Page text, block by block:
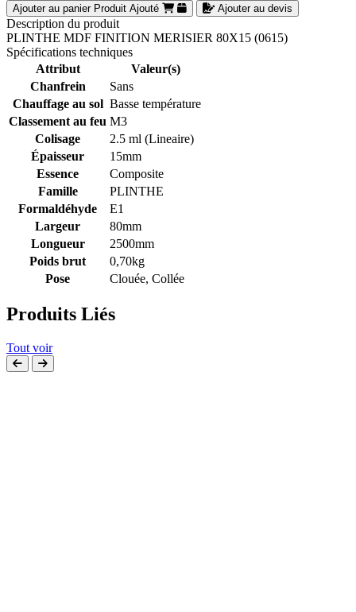
Ajouter au panier Produit Ajouté Ajouter au devis
Description du produit
PLINTHE MDF FINITION MERISIER 80X15 (0615)
Spécifications techniques
Attribut
Valeur(s)
Chanfrein
Sans
Chauffage au sol Basse température
Classement au feu M3
Colisage
2.5 ml (Lineaire)
Épaisseur
15mm
Essence
Composite
Famille
PLINTHE
Formaldéhyde
E1
Largeur
80mm
Longueur
2500mm
Poids brut
0,70kg
Pose
Clouée, Collée
Produits Liés
Tout voir